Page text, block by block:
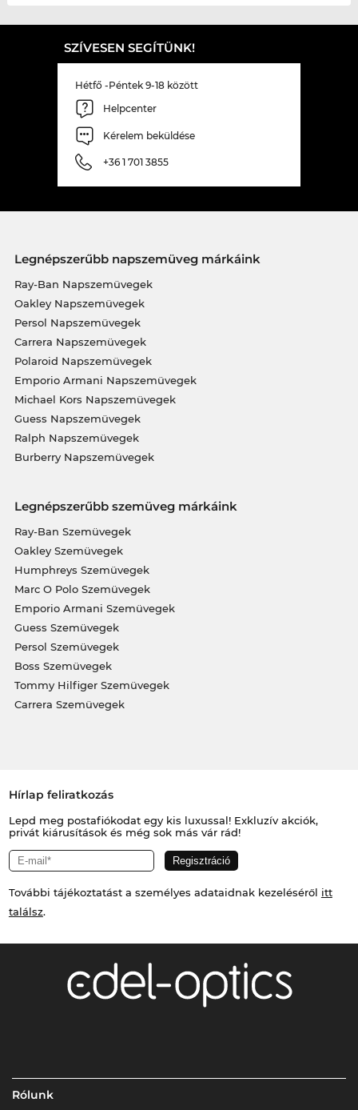
SZÍVESEN SEGÍTÜNK!
Hétfő -Péntek 9-18 között
Helpcenter
Kérelem beküldése
+36 1 701 3855
Legnépszerűbb napszemüveg márkáink
Ray-Ban Napszemüvegek
Oakley Napszemüvegek
Persol Napszemüvegek
Carrera Napszemüvegek
Polaroid Napszemüvegek
Emporio Armani Napszemüvegek
Michael Kors Napszemüvegek
Guess Napszemüvegek
Ralph Napszemüvegek
Burberry Napszemüvegek
Legnépszerűbb szemüveg márkáink
Ray-Ban Szemüvegek
Oakley Szemüvegek
Humphreys Szemüvegek
Marc O Polo Szemüvegek
Emporio Armani Szemüvegek
Guess Szemüvegek
Persol Szemüvegek
Boss Szemüvegek
Tommy Hilfiger Szemüvegek
Carrera Szemüvegek
Hírlap feliratkozás
Lepd meg postafiókodat egy kis luxussal! Exkluzív akciók,
privát kiárusítások és még sok más vár rád!
További tájékoztatást a személyes adataidnak kezeléséről itt
találsz.
Rólunk